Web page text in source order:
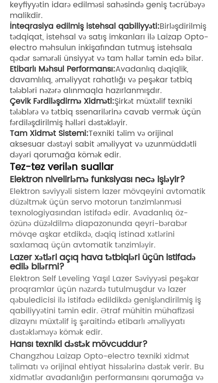
keyfiyyətin idarə edilməsi sahəsində geniş təcrübəyə
malikdir.
İnteqrasiya edilmiş istehsal qabiliyyəti:Birləşdirilmiş
tədqiqat, istehsal və satış imkanları ilə Laizap Opto-
electro məhsulun inkişafından tutmuş istehsala
qədər səmərəli ünsiyyət və tam həllər təmin edə bilər.
Etibarlı Məhsul Performansı:Avadanlıq dəqiqlik,
davamlılıq, əməliyyat rahatlığı və peşəkar tətbiq
tələbləri nəzərə alınmaqla hazırlanmışdır.
Çevik Fərdiləşdirmə Xidməti:Şirkət müxtəlif texniki
tələblərə və tətbiq ssenarilərinə cavab vermək üçün
fərdiləşdirilmiş həlləri dəstəkləyir.
Tam Xidmət Sistemi:Texniki təlim və orijinal
aksesuar dəstəyi sabit əməliyyat və uzunmüddətli
dəyəri qorumağa kömək edir.
Tez-tez verilən suallar
Elektron nivelirləmə funksiyası necə işləyir?
Elektron səviyyəli sistem lazer mövqeyini avtomatik
düzəltmək üçün servo motorun tənzimlənməsi
texnologiyasından istifadə edir. Avadanlıq öz-
özünə düzəldilmə diapazonunda qeyri-bərabər
mövqe aşkar etdikdə, dəqiq istinad xətlərini
saxlamaq üçün avtomatik tənzimləyir.
Lazer xətləri açıq hava tətbiqləri üçün istifadə
edilə bilərmi?
Elektron Self Leveling Yaşıl Lazer Səviyyəsi peşəkar
proqramlar üçün nəzərdə tutulmuşdur və lazer
qəbuledicisi ilə istifadə edildikdə genişləndirilmiş iş
qabiliyyətini təmin edir. Ətraf mühitin mühafizəsi
dizaynı müxtəlif iş şəraitində etibarlı əməliyyatı
dəstəkləməyə kömək edir.
Hansı texniki dəstək mövcuddur?
Changzhou Laizap Opto-electro texniki xidmət
təlimatı və orijinal ehtiyat hissələrinə dəstək verir. Bu
xidmətlər avadanlığın performansını qorumağa və